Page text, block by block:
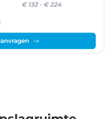
€ 132- € 224